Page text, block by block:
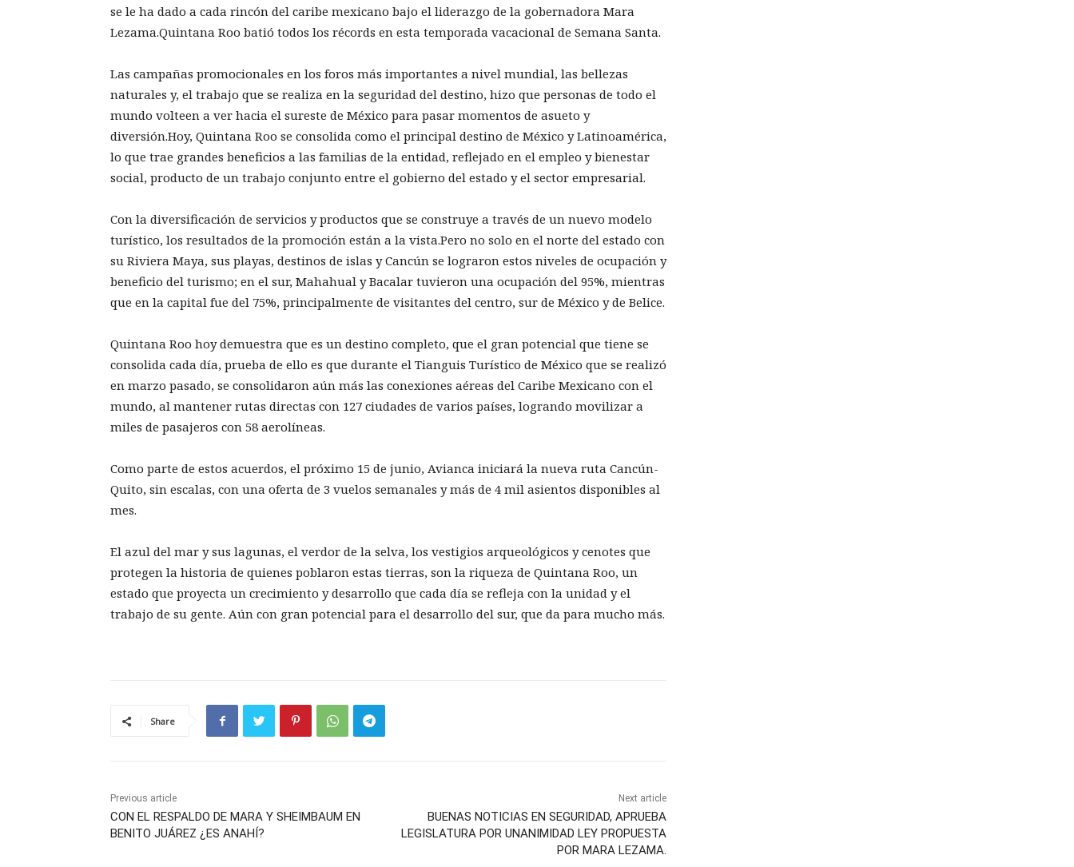
se le ha dado a cada rincón del caribe mexicano bajo el liderazgo de la gobernadora Mara
Lezama.Quintana Roo batió todos los récords en esta temporada vacacional de Semana Santa.
Las campañas promocionales en los foros más importantes a nivel mundial, las bellezas
naturales y, el trabajo que se realiza en la seguridad del destino, hizo que personas de todo el
mundo volteen a ver hacia el sureste de México para pasar momentos de asueto y
diversión.Hoy, Quintana Roo se consolida como el principal destino de México y Latinoamérica,
lo que trae grandes beneficios a las familias de la entidad, reflejado en el empleo y bienestar
social, producto de un trabajo conjunto entre el gobierno del estado y el sector empresarial.
Con la diversificación de servicios y productos que se construye a través de un nuevo modelo
turístico, los resultados de la promoción están a la vista.Pero no solo en el norte del estado con
su Riviera Maya, sus playas, destinos de islas y Cancún se lograron estos niveles de ocupación y
beneficio del turismo; en el sur, Mahahual y Bacalar tuvieron una ocupación del 95%, mientras
que en la capital fue del 75%, principalmente de visitantes del centro, sur de México y de Belice.
Quintana Roo hoy demuestra que es un destino completo, que el gran potencial que tiene se
consolida cada día, prueba de ello es que durante el Tianguis Turístico de México que se realizó
en marzo pasado, se consolidaron aún más las conexiones aéreas del Caribe Mexicano con el
mundo, al mantener rutas directas con 127 ciudades de varios países, logrando movilizar a
miles de pasajeros con 58 aerolíneas.
Como parte de estos acuerdos, el próximo 15 de junio, Avianca iniciará la nueva ruta Cancún-
Quito, sin escalas, con una oferta de 3 vuelos semanales y más de 4 mil asientos disponibles al
mes.
El azul del mar y sus lagunas, el verdor de la selva, los vestigios arqueológicos y cenotes que
protegen la historia de quienes poblaron estas tierras, son la riqueza de Quintana Roo, un
estado que proyecta un crecimiento y desarrollo que cada día se refleja con la unidad y el
trabajo de su gente. Aún con gran potencial para el desarrollo del sur, que da para mucho más.
Share
Previous article
CON EL RESPALDO DE MARA Y SHEIMBAUM EN
BENITO JUÁREZ ¿ES ANAHÍ?
Next article
BUENAS NOTICIAS EN SEGURIDAD, APRUEBA
LEGISLATURA POR UNANIMIDAD LEY PROPUESTA
POR MARA LEZAMA.